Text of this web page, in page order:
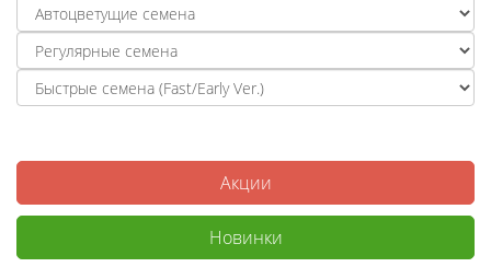
Акции
Новинки